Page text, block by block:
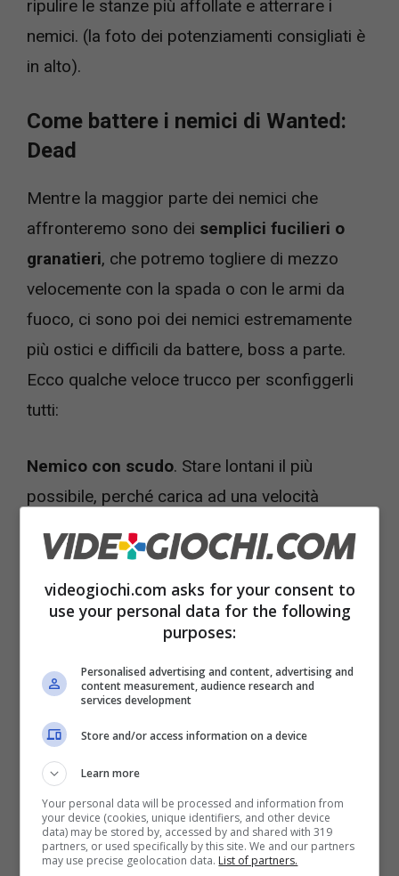
ripulire le stanze più affollate e atterrare i
nemici. (la foto dei potenziamenti consigliati è
in alto).
Come battere i nemici di Wanted:
Dead
Mentre la maggior parte dei nemici che
affronteremo sono dei semplici fucilieri o
granatieri, che potremo togliere di mezzo
velocemente con la spada o con le armi da
fuoco, ci sono poi dei nemici estremamente
più ostici e difficili da battere, boss a parte.
Ecco qualche veloce trucco per sconfiggerli
tutti:
Nemico con scudo. Stare lontani il più
possibile, perché carica ad una velocità
aggirarlo sfruttando il level design, allora
basta una granata a frammentazione sui piedi.
videogiochi.com asks for your consent to
use your personal data for the following
purposes:
Personalised advertising and content, advertising and
content measurement, audience research and
services development
Store and/or access information on a device
Learn more
Your personal data will be processed and information from
your device (cookies, unique identifiers, and other device
data) may be stored by, accessed by and shared with 319
partners, or used specifically by this site. We and our partners
may use precise geolocation data. List of partners.